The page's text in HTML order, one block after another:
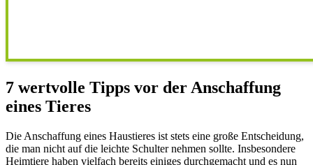
7 wertvolle Tipps vor der Anschaffung
eines Tieres
Die Anschaffung eines Haustieres ist stets eine große Entscheidung,
die man nicht auf die leichte Schulter nehmen sollte. Insbesondere
Heimtiere haben vielfach bereits einiges durchgemacht und es nun